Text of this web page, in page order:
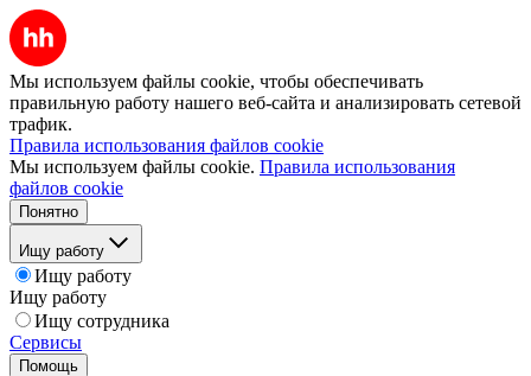
Мы используем файлы cookie, чтобы обеспечивать
правильную работу нашего веб-сайта и анализировать сетевой
трафик.
Правила использования файлов cookie
Мы используем файлы cookie. Правила использования
файлов cookie
Понятно
Ищу работу
Ищу работу
Ищу работу
Ищу сотрудника
Сервисы
Помощь